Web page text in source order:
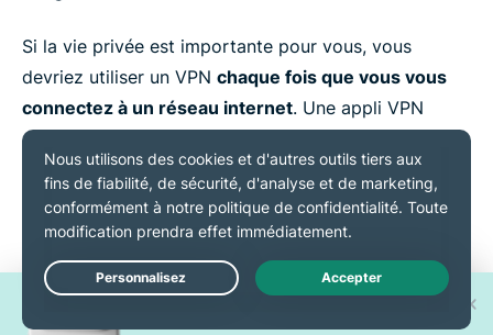
Si la vie privée est importante pour vous, vous
devriez utiliser un VPN chaque fois que vous vous
connectez à un réseau internet. Une appli VPN
s'exécute en arrière-plan sur votre appareil de
manière à ce qu'elle ne vous gêne pas lorsque vous
utilisez d'autres applications, regardez des contenus
en streaming et naviguez sur internet. Et vous aurez
l'esprit tranquille, sachant que votre vie privée est
toujours protégée.
Live Chat
Gagnez l'un des 30 nouveaux